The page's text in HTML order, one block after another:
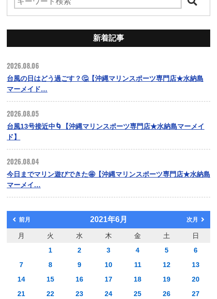
新着記事
2026.08.06
台風の日はどう過ごす？🤔【沖縄マリンスポーツ専門店★水納島
マーメイド…
2026.08.05
台風13号接近中🌀【沖縄マリンスポーツ専門店★水納島マーメイ
ド】
2026.08.04
今日までマリン遊びできた🤩【沖縄マリンスポーツ専門店★水納島
マーメイ…
前月 2021年6月 次月
月 火 水 木 金 土
日
1
2 3 4 5
6
7
8 9 10 11 12
13
14
15 16 17 18 19
20
21
22 23 24 25 26 27